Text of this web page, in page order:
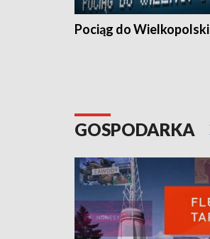
Pociąg do Wielkopolski
GOSPODARKA